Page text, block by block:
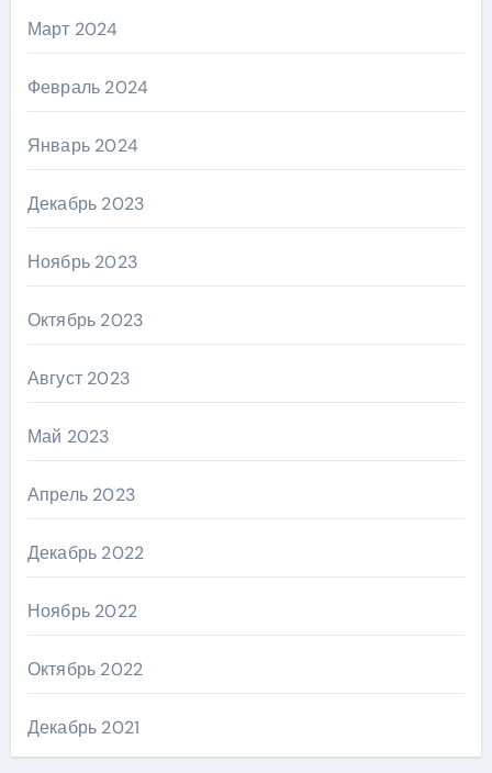
Март 2024
Февраль 2024
Январь 2024
Декабрь 2023
Ноябрь 2023
Октябрь 2023
Август 2023
Май 2023
Апрель 2023
Декабрь 2022
Ноябрь 2022
Октябрь 2022
Декабрь 2021